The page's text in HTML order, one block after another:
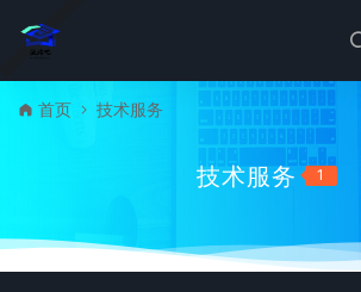
首页 技术服务
技术服务 1